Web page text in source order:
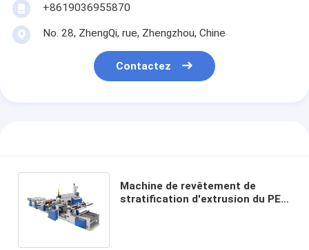
+8619036955870
No. 28, ZhengQi, rue, Zhengzhou, Chine
Contactez
Machine de revêtement de
stratification d'extrusion du PE